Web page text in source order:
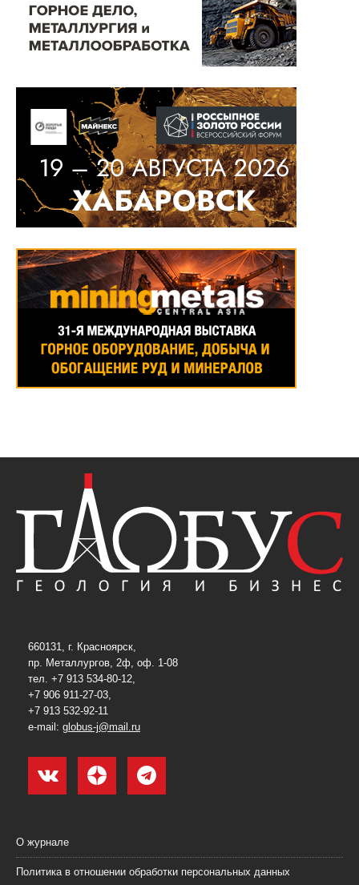
660131, г. Красноярск,
пр. Металлургов, 2ф, оф. 1-08
тел. +7 913 534-80-12,
+7 906 911-27-03,
+7 913 532-92-11
e-mail: globus-j@mail.ru
О журнале
Политика в отношении обработки персональных данных